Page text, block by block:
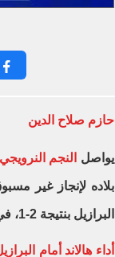
حازم صلاح الدين
يواصل النجم
البرازيل بنتيجة 2-1، في مباراة شهدت تألقه اللافت بتسجيل هدفين حاسمين.
أداء هالاند أمام